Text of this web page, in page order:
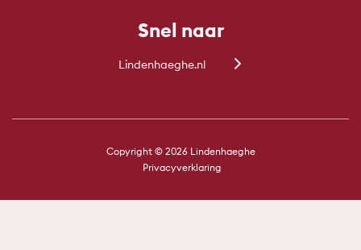
Snel naar
Lindenhaeghe.nl
Copyright © 2026 Lindenhaeghe
Privacyverklaring